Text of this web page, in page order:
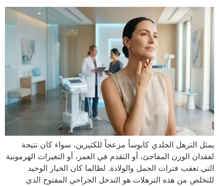
يمثل الترهل الجلدي كابوساً مزعجاً للكثيرين، سواء كان نتيجة
لفقدان الوزن المفاجئ، أو التقدم في العمر، أو التغيرات الهرمونية
التي تعقب فترات الحمل والولادة. لطالما كان الخيار الوحيد
للتخلص من هذه الترهلات هو التدخل الجراحي المفتوح الذي